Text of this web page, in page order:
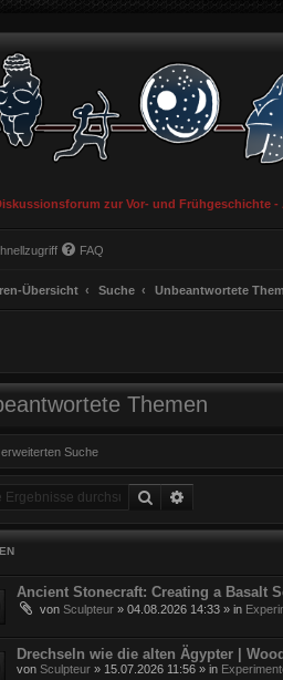
zur Vor- und Frühgeschichte
FAQ
Übersicht Suche Unbeantwortete
Themen
Suche
Suche
Ancient Stonecraft: Creating a Basalt
von Sculpteur » 04.08.2026 14:33 » in
Drechseln wie die alten Ägypter |
von Sculpteur » 15.07.2026 11:56 » in